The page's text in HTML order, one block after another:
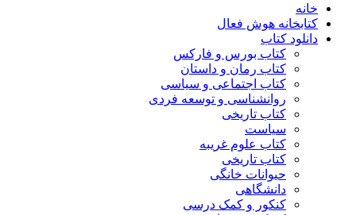
خانه
کتابخانه هوش فعال
دانلود کتاب
کتاب بورس و فارکس
کتاب رمان و داستان
کتاب اجتماعی و سیاسی
روانشناسی و توسعه فردی
کتاب تاریخی
سیاست
کتاب علوم غریبه
کتاب تاریخی
حیوانات خانگی
دانشگاهی
کنکور و کمک‌ درسی